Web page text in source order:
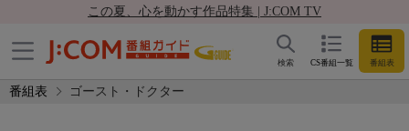
この夏、心を動かす作品特集 | J:COM TV
CS番組一覧 番組表
検索
番組表 ゴースト・ドクター